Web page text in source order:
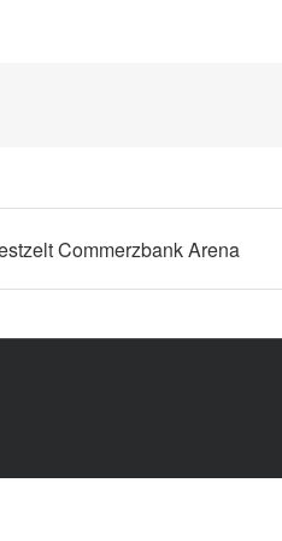
Commerzbank Arena